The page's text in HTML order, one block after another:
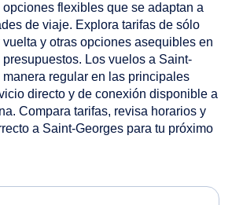
flexibles que se adaptan a
de viaje. Explora tarifas de sólo
y otras opciones asequibles en
Los vuelos a Saint-
regular en las principales
directo y de conexión disponible a
Compara tarifas, revisa horarios y
a Saint-Georges para tu próximo